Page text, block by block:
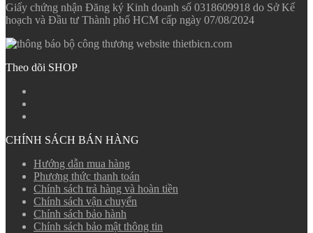
Giấy chứng nhận Đăng ký Kinh doanh số 0318609918 do Sở Kế
hoạch và Đầu tư Thành phố HCM cấp ngày 07/08/2024
Theo dõi SHOP
CHÍNH SÁCH BÁN HÀNG
Hướng dẫn mua hàng
Phương thức thanh toán
Chính sách trả hàng và hoàn tiền
Chính sách vận chuyển
Chính sách bảo hành
Chính sách bảo mật thông tin